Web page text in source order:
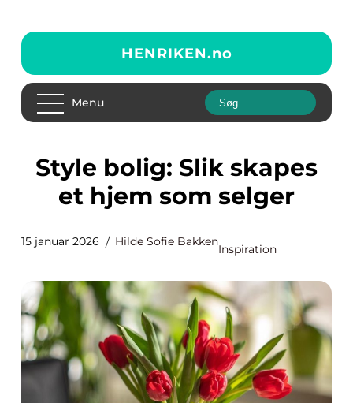
HENRIKEN.no
Menu
Style bolig: Slik skapes
et hjem som selger
15 januar 2026 Hilde Sofie Bakken
Inspiration